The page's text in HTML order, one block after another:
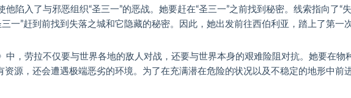
陷入了与邪恶组织“圣三一”的恶战。她要赶在“圣三一”之前找到秘密。线索指向了“
一”赶到前找到失落之城和它隐藏的秘密。因此，她出发前往西伯利亚，踏上了第一
中，劳拉不仅要与世界各地的敌人对战，还要与世界本身的艰难险阻对抗。她要在物
源，还会遭遇极端恶劣的环境。为了在充满潜在危险的状况以及不稳定的地形中前